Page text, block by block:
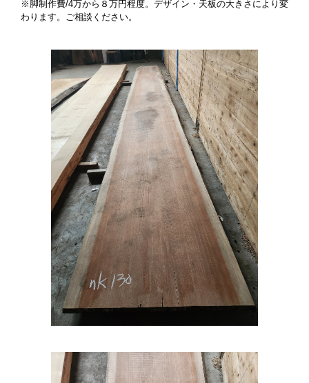
※脚制作費/4万から８万円程度。デザイン・天板の大きさにより変
わります。ご相談ください。